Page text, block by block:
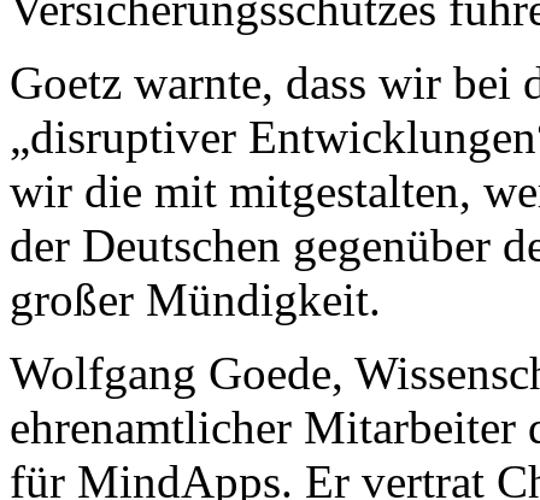
Goetz warnte, dass wir
„disruptiver
wir die mit mitgestalten,
der Deutschen gegenüber
großer Mündigkeit.
Wolfgang Goede,
ehrenamtlicher Mitarbeiter
für MindApps. Er vertrat